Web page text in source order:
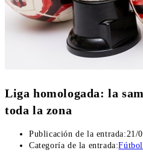
Liga homologada: la
toda la zona
Publicación de la entrada:21/
Categoría de la entrada:Fútbol